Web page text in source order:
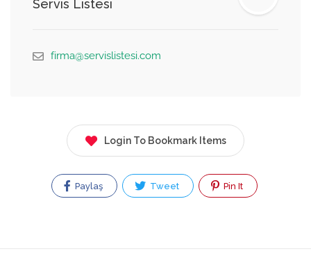
Servis Listesi
firma@servislistesi.com
Login To Bookmark Items
Paylaş Tweet Pin It